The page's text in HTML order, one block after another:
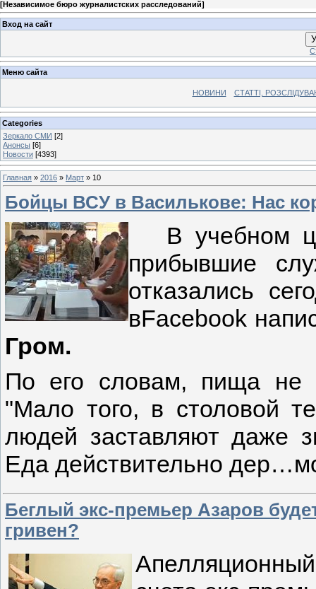
[Независимое бюро журналистских расследований]
Вход на сайт
Меню сайта
НОВИНИ СТАТТІ,
Categories
Зеркало СМИ [2]
Анонсы [6]
Новости [4393]
Главная » 2016 » Март » 10
Бойцы ВСУ в Василькове: Нас
В учебном
прибывшие
отказались
вFacebook
Гром.
По его словам, пища не
"Мало того, в столовой
людей заставляют даже
Еда действительно
Беглый экс-премьер Азаров
гривен?